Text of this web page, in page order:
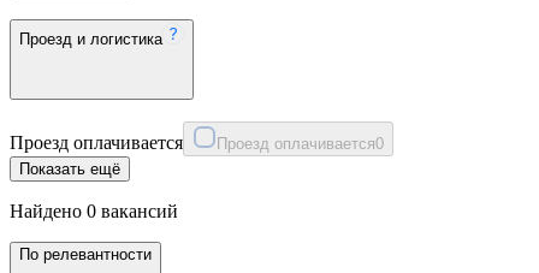
Проезд и логистика
Проезд оплачивается Проезд оплачивается0
Показать ещё
Найдено 0 вакансий
По релевантности